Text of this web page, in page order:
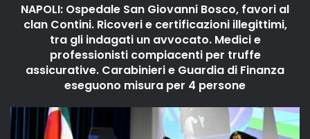
NAPOLI: Ospedale San Giovanni Bosco, favori al
clan Contini. Ricoveri e certificazioni illegittimi,
tra gli indagati un avvocato. Medici e
professionisti compiacenti per truffe
assicurative. Carabinieri e Guardia di Finanza
eseguono misura per 4 persone